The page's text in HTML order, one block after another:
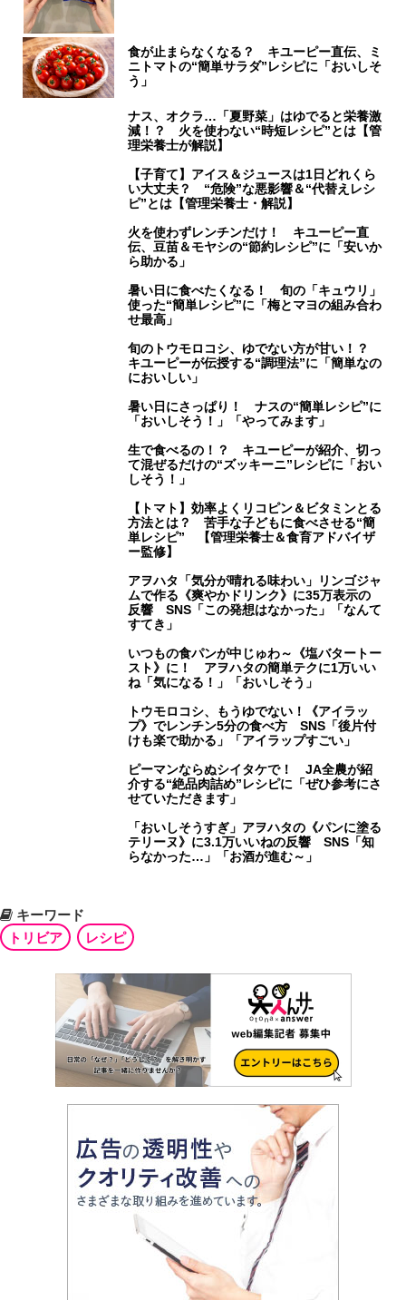
食が止まらなくなる？ キユーピー直伝、ミ
ニトマトの“簡単サラダ”レシピに「おいしそ
う」
ナス、オクラ…「夏野菜」はゆでると栄養激
減！？ 火を使わない“時短レシピ”とは【管
理栄養士が解説】
【子育て】アイス＆ジュースは1日どれくら
い大丈夫？ “危険”な悪影響＆“代替えレシ
ピ”とは【管理栄養士・解説】
火を使わずレンチンだけ！ キユーピー直
伝、豆苗＆モヤシの“節約レシピ”に「安いか
ら助かる」
暑い日に食べたくなる！ 旬の「キュウリ」
使った“簡単レシピ”に「梅とマヨの組み合わ
せ最高」
旬のトウモロコシ、ゆでない方が甘い！？
キユーピーが伝授する“調理法”に「簡単なの
においしい」
暑い日にさっぱり！ ナスの“簡単レシピ”に
「おいしそう！」「やってみます」
生で食べるの！？ キユーピーが紹介、切っ
て混ぜるだけの“ズッキーニ”レシピに「おい
しそう！」
【トマト】効率よくリコピン＆ビタミンとる
方法とは？ 苦手な子どもに食べさせる“簡
単レシピ” 【管理栄養士＆食育アドバイザ
ー監修】
アヲハタ「気分が晴れる味わい」リンゴジャ
ムで作る《爽やかドリンク》に35万表示の
反響 SNS「この発想はなかった」「なんて
すてき」
いつもの食パンが中じゅわ～《塩バタートー
スト》に！ アヲハタの簡単テクに1万いい
ね「気になる！」「おいしそう」
トウモロコシ、もうゆでない！《アイラッ
プ》でレンチン5分の食べ方 SNS「後片付
けも楽で助かる」「アイラップすごい」
ピーマンならぬシイタケで！ JA全農が紹
介する“絶品肉詰め”レシピに「ぜひ参考にさ
せていただきます」
「おいしそうすぎ」アヲハタの《パンに塗る
テリーヌ》に3.1万いいねの反響 SNS「知
らなかった…」「お酒が進む～」
キーワード
トリビア
レシピ